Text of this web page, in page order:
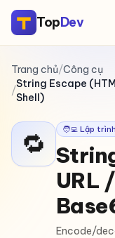
TopDev
Trang chủ/Công cụ
/
String Escape
Shell)
🔁 🧑‍💻 Lập
URL
Encode/